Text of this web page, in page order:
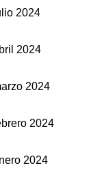
2024
2024
2024
2024
2024